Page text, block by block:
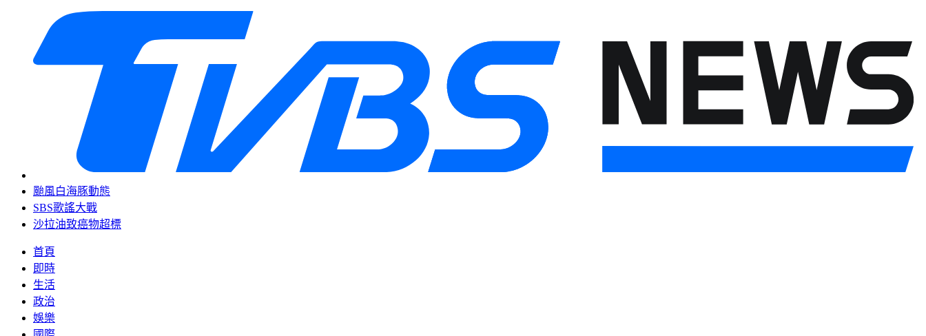
颱風白海豚動態
SBS歌謠大戰
沙拉油致癌物超標
首頁
即時
生活
政治
娛樂